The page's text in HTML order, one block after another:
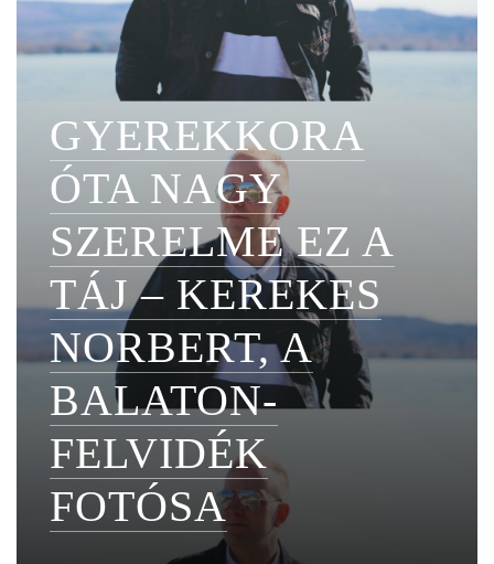
GYEREKKORA
ÓTA NAGY
SZERELME EZ A
TÁJ – KEREKES
NORBERT, A
BALATON-
FELVIDÉK
FOTÓSA